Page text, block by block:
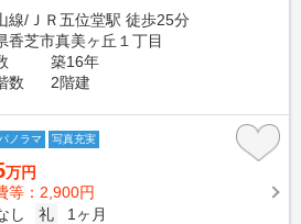
線/ＪＲ五位堂駅 徒歩25分
香芝市真美ヶ丘１丁目
築16年
数
2階建
パノラマ 写真充実
万円
等：2,900円
し 礼
1ヶ月